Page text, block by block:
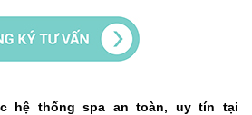
hệ thống spa an toàn, uy tín tại